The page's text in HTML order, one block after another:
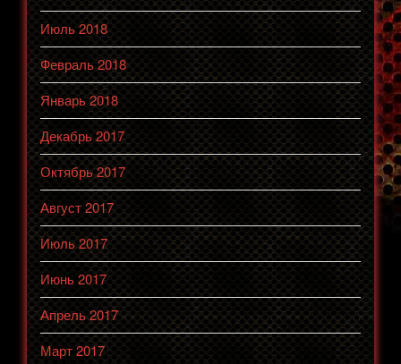
Июль 2018
Февраль 2018
Январь 2018
Декабрь 2017
Октябрь 2017
Август 2017
Июль 2017
Июнь 2017
Апрель 2017
Март 2017